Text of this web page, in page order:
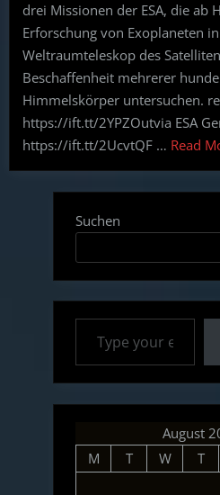
drei Missionen der ESA, die ab
Erforschung von Exoplaneten
Weltraumteleskop des
Beschaffenheit mehrerer
Himmelskörper untersuchen.
https://ift.tt/2YPZOutvia ESA
https://ift.tt/2UcvtQF … Read
Suchen
Type your email…
August
M
T W T